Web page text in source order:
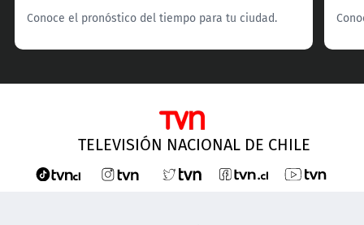
Conoce el pronóstico del tiempo para tu ciudad.
TELEVISIÓN NACIONAL DE CHILE